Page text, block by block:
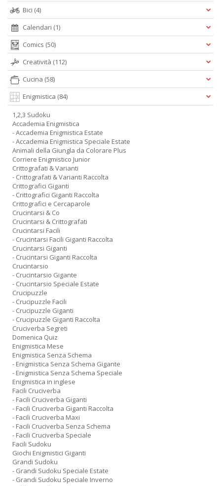
Bici (4)
Calendari (1)
Comics (50)
Creatività (112)
Cucina (58)
Enigmistica (84)
1,2,3 Sudoku
Accademia Enigmistica
- Accademia Enigmistica Estate
- Accademia Enigmistica Speciale Estate
Animali della Giungla da Colorare Plus
Corriere Enigmistico Junior
Crittografati & Varianti
- Crittografati & Varianti Raccolta
Crittografici Giganti
- Crittografici Giganti Raccolta
Crittografici e Cercaparole
Crucintarsi & Co
Crucintarsi & Crittografati
Crucintarsi Facili
- Crucintarsi Facili Giganti Raccolta
Crucintarsi Giganti
- Crucintarsi Giganti Raccolta
Crucintarsio
- Crucintarsio Gigante
- Crucintarsio Speciale Estate
Crucipuzzle
- Crucipuzzle Facili
- Crucipuzzle Giganti
- Crucipuzzle Giganti Raccolta
Cruciverba Segreti
Domenica Quiz
Enigmistica Mese
Enigmistica Senza Schema
- Enigmistica Senza Schema Gigante
- Enigmistica Senza Schema Speciale
Enigmistica in inglese
Facili Cruciverba
- Facili Cruciverba Giganti
- Facili Cruciverba Giganti Raccolta
- Facili Cruciverba Maxi
- Facili Cruciverba Senza Schema
- Facili Cruciverba Speciale
Facili Sudoku
Giochi Enigmistici Giganti
Grandi Sudoku
- Grandi Sudoku Speciale Estate
- Grandi Sudoku Speciale Inverno